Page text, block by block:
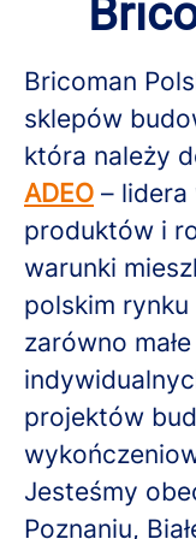
Bricoman
sklepów
która należy
ADEO – lidera
produktów i
warunki
polskim
zarówno
projektów
Jesteśmy
Poznaniu,